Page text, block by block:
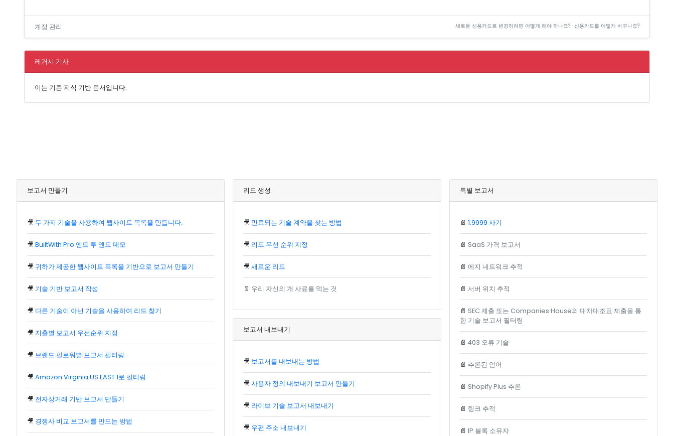
계정 관리 새로운 신용카드로 변경하려면 어떻게 해야 하나요? · 신용카드를 어떻게 바꾸나요?
레거시 기사
이는 기존 지식 기반 문서입니다.
보고서 만들기
🎥 두 가지 기술을 사용하여 웹사이트 목록을 만듭니다.
🎥 BuiltWith Pro 엔드 투 엔드 데모
🎥 귀하가 제공한 웹사이트 목록을 기반으로 보고서 만들기
🎥 기술 기반 보고서 작성
🎥 다른 기술이 아닌 기술을 사용하여 리드 찾기
🎥 지출별 보고서 우선순위 지정
🎥 브랜드 팔로워별 보고서 필터링
🎥 Amazon Virginia US EAST 1로 필터링
🎥 전자상거래 기반 보고서 만들기
🎥 경쟁사 비교 보고서를 만드는 방법
리드 생성
🎥 만료되는 기술 계약을 찾는 방법
🎥 리드 우선 순위 지정
🎥새로운 리드
📄 우리 자신의 개 사료를 먹는 것
보고서 내보내기
🎥 보고서를 내보내는 방법
🎥사용자 정의 내보내기 보고서 만들기
🎥 라이브 기술 보고서 내보내기
🎥 우편 주소 내보내기
특별 보고서
📄 1.9999 사기
📄 SaaS 가격 보고서
📄 에지 네트워크 추적
📄 서버 위치 추적
📄 SEC 제출 또는 Companies House의 대차대조표 제출을 통
한 기술 보고서 필터링
📄 403 오류 기술
📄 추론된 언어
📄 Shopify Plus 추론
📄 링크 추적
📄 IP 블록 소유자